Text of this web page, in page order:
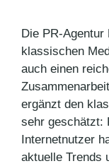
Die PR-
klassischen
auch einen
ergänzt den
sehr geschätzt:
Internetnutzer
aktuelle Trends